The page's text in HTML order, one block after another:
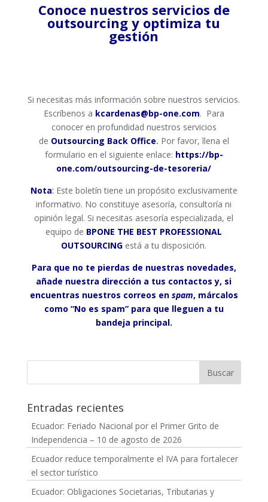
Conoce nuestros servicios de
outsourcing y optimiza tu
gestión
Si necesitas más información sobre nuestros servicios.
Escríbenos a kcardenas@bp-one.com. Para
conocer en profundidad nuestros servicios
de Outsourcing Back Office. Por favor, llena el
formulario en el siguiente enlace: https://bp-
one.com/outsourcing-de-tesoreria/
Nota: Este boletín tiene un propósito exclusivamente
informativo. No constituye asesoría, consultoría ni
opinión legal. Si necesitas asesoría especializada, el
equipo de BPONE THE BEST PROFESSIONAL
OUTSOURCING está a tu disposición.
Para que no te pierdas de nuestras novedades,
añade nuestra dirección a tus contactos y, si
encuentras nuestros correos en spam, márcalos
como “No es spam” para que lleguen a tu
bandeja principal.
Entradas recientes
Ecuador: Feriado Nacional por el Primer Grito de
Independencia – 10 de agosto de 2026
Ecuador reduce temporalmente el IVA para fortalecer
el sector turístico
Ecuador: Obligaciones Societarias, Tributarias y